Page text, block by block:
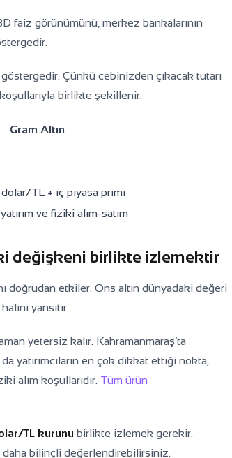
faiz görünümünü, merkez bankalarının
Çünkü cebinizden çıkacak tutarı
birlikte şekillenir.
Gram Altın
dolar/TL + iç piyasa primi
ve fiziki alım-satım
değişkeni birlikte izlemektir
doğrudan etkiler. Ons altın dünyadaki değeri
yansıtır.
yetersiz kalır. Kahramanmaraş’ta
yatırımcıların en çok dikkat ettiği nokta,
alım koşullarıdır. Tüm ürün
TL kurunu birlikte izlemek gerekir.
daha bilinçli değerlendirebilirsiniz.